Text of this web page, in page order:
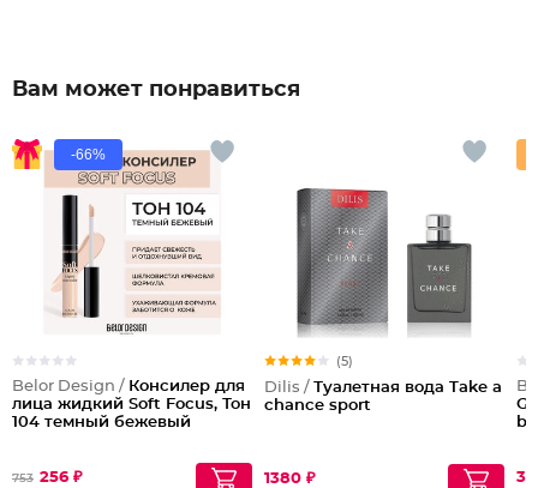
Вам может понравиться
-66%
Belor Design / Консилер для
лица жидкий Soft Focus, Тон
104 темный бежевый
753 256 ₽
(5)
Dilis / Туалетная вода Take a
chance sport
1380 ₽